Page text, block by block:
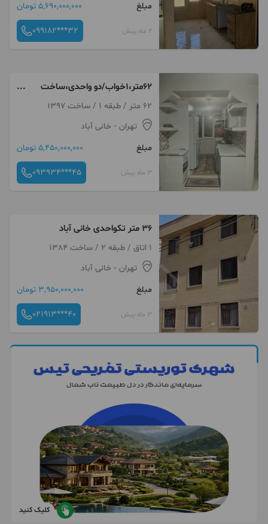
مبلغ
5,690,000,000 تومان
2 ماه پیش 099182***32
62متر،1خواب/دو واحدی،ساخت
۹۷/مختاری شرقی
62 متر / طبقه 1 / ساخت 1397
تهران - خانی آباد
مبلغ
5,450,000,000 تومان
3 ماه پیش 093934***45
۳۶ متر تکواحدی خانی آباد
1 اتاق / طبقه 2 / ساخت 1384
تهران - خانی آباد
مبلغ
3,950,000,000 تومان
3 ماه پیش 021913***40
کلیک کنید